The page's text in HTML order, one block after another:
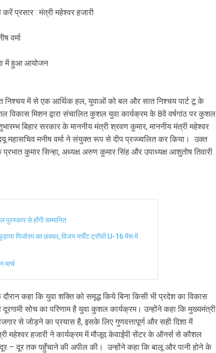
प्रसार : मंत्री महेश्वर हजारी
वर्मा
में हुआ आयोजन
निश्चय में से एक आर्थिक हल, युवाओं को बल और सात निश्चय पार्ट टू के
विकास मिशन द्वारा संचालित कुशल युवा कार्यक्रम के 8वें वर्षगांठ पर कुशल
बिहार सरकार के माननीय मंत्री श्रवण कुमार, माननीय मंत्री महेश्वर
महासचिव मनीष वर्मा ने संयुक्त रूप से दीप प्रज्ज्वलित कर किया। उक्त
कुमार सिन्हा, अध्यक्ष अरुण कुमार सिंह और उपाध्यक्ष आशुतोष तिवारी
पुरस्कार से होंगी सम्मानित
मिजोरम का छक्का, विजय मर्चेंट ट्रॉफी U-16 मेंस में
मार्च
कहा कि युवा शक्ति को समृद्ध किये बिना किसी भी प्रदेश का विकास
सोच का परिणाम है युवा कुशल कार्यक्रम। उन्होंने कहा कि मुख्यमंत्री
से जोड़ने का प्रयास है, इसके लिए गुणवत्तापूर्ण और सही दिशा में
महेश्वर हजारी ने कार्यक्रम में मौजूद केवाईपी सेंटर के ऑनर्स से कौशल
– दूर तक पहुँचाने की अपील की। उन्होंने कहा कि बालू और पानी होने के